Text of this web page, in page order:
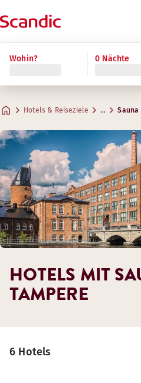
Wohin? 0 Nächte
Hotels & Reiseziele … Sauna
6 Hotels
HOTELS MIT
TAMPERE